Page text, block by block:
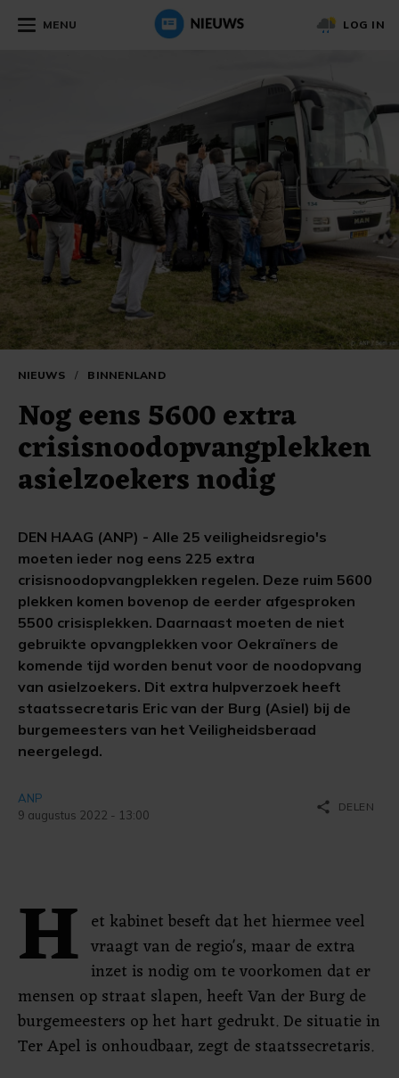
MENU LOG IN
NIEUWS / BINNENLAND
Nog eens 5600 extra
crisisnoodopvangplekken
asielzoekers nodig
DEN HAAG (ANP) - Alle 25 veiligheidsregio's
moeten ieder nog eens 225 extra
crisisnoodopvangplekken regelen. Deze ruim 5600
plekken komen bovenop de eerder afgesproken
5500 crisisplekken. Daarnaast moeten de niet
gebruikte opvangplekken voor Oekraïners de
komende tijd worden benut voor de noodopvang
van asielzoekers. Dit extra hulpverzoek heeft
staatssecretaris Eric van der Burg (Asiel) bij de
burgemeesters van het Veiligheidsberaad
neergelegd.
ANP
9 augustus 2022 - 13:00
share DELEN
H et kabinet beseft dat het hiermee veel
vraagt van de regio's, maar de extra
inzet is nodig om te voorkomen dat er
mensen op straat slapen, heeft Van der Burg de
burgemeesters op het hart gedrukt. De situatie in
Ter Apel is onhoudbaar, zegt de staatssecretaris.